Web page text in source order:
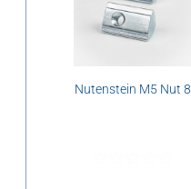
Nutenstein M5 Nut 8